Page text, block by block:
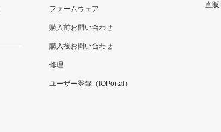
ファームウェア
購入前お問い合わせ
購入後お問い合わせ
修理
ユーザー登録（IOPortal）
直販